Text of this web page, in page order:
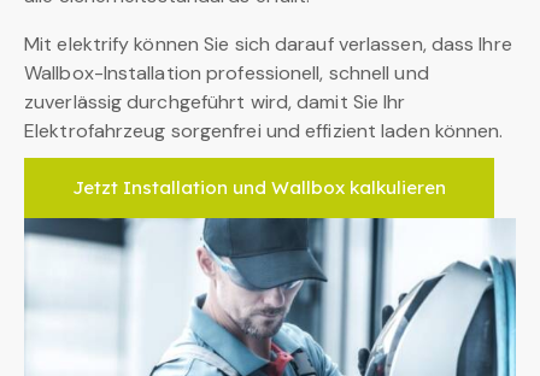
Mit elektrify können Sie sich darauf verlassen, dass Ihre
Wallbox-Installation professionell, schnell und
zuverlässig durchgeführt wird, damit Sie Ihr
Elektrofahrzeug sorgenfrei und effizient laden können.
Jetzt Installation und Wallbox kalkulieren